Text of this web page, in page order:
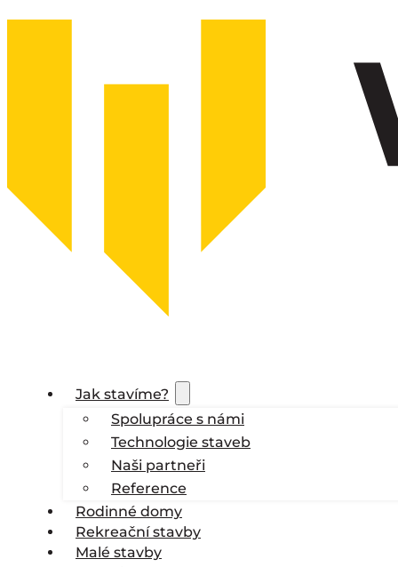
Jak stavíme?
Spolupráce s námi
Technologie staveb
Naši partneři
Reference
Rodinné domy
Rekreační stavby
Malé stavby